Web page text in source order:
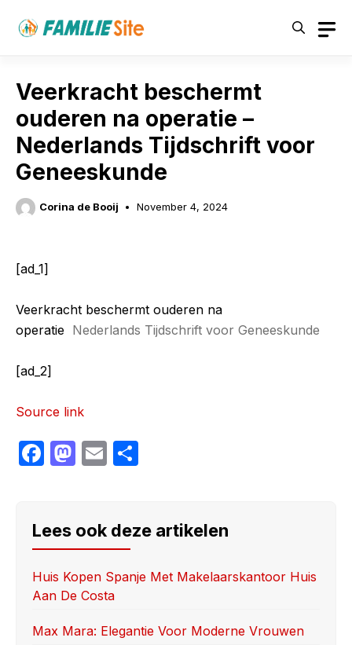
Veerkracht beschermt
ouderen na operatie –
Nederlands Tijdschrift voor
Geneeskunde
Corina de Booij November 4, 2024
[ad_1]
Veerkracht beschermt ouderen na
operatie Nederlands Tijdschrift voor Geneeskunde
[ad_2]
Source link
F
e
b
o
o
k
M
o
d
o
n
E
e
Lees ook deze artikelen
Huis Kopen Spanje Met Makelaarskantoor Huis
Aan De Costa
Max Mara: Elegantie Voor Moderne Vrouwen